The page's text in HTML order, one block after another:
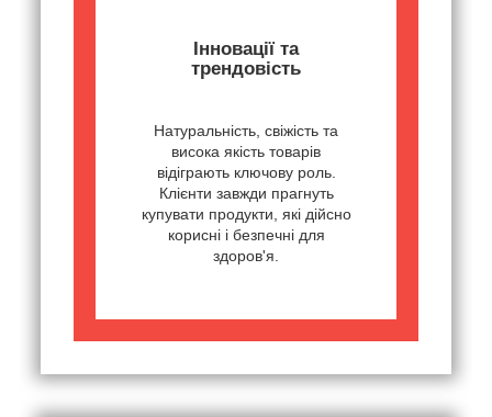
Інновації та
трендовість
Натуральність, свіжість та
висока якість товарів
відіграють ключову роль.
Клієнти завжди прагнуть
купувати продукти, які дійсно
корисні і безпечні для
здоров'я.